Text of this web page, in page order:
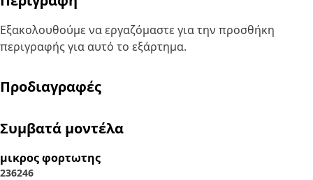
Εξακολουθούμε να εργαζόμαστε για την προσθήκη
περιγραφής για αυτό το εξάρτημα.
Προδιαγραφές
Συμβατά μοντέλα
μικρος φορτωτης
236246